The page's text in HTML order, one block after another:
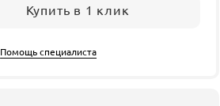
Купить в 1 клик
Помощь специалиста